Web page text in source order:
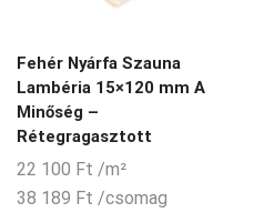
Fehér Nyárfa Szauna
Lambéria 15×120 mm A
Minőség –
Rétegragasztott
22 100 Ft /m²
38 189 Ft /csomag